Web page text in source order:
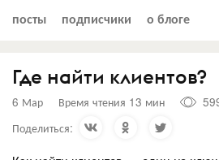
посты подписчики о блоге
Где найти клиентов?
6 Мар Время чтения 13 мин
Поделиться: